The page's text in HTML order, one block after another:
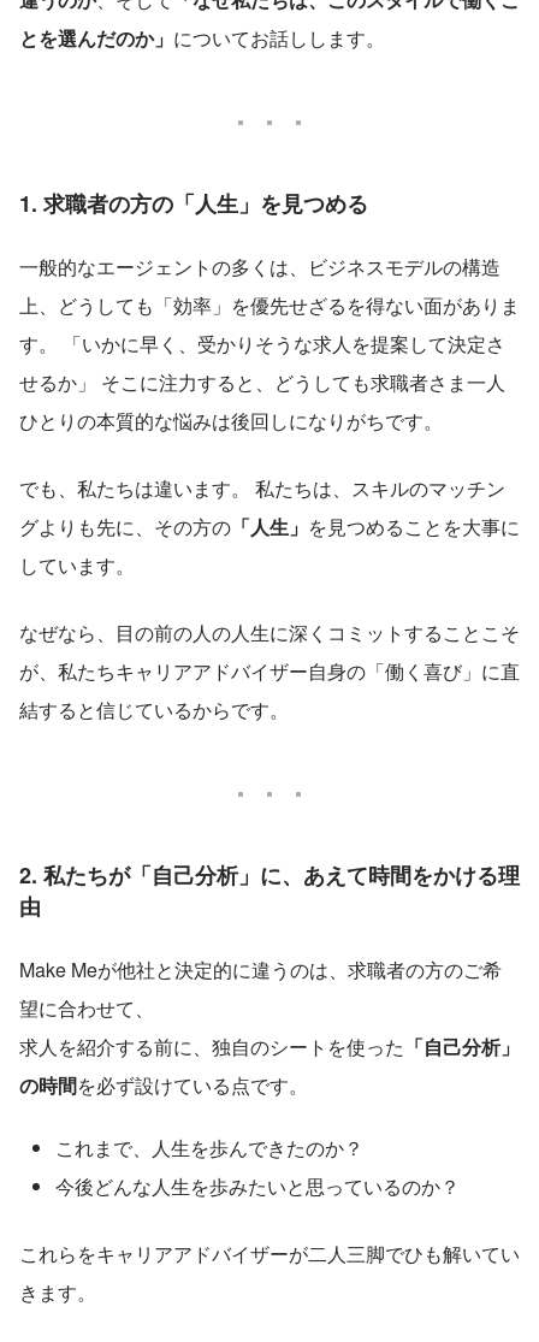
とを選んだのか」 についてお話しします。
1. 求職者の方の「人生」を見つめる
一般的なエージェントの多くは、ビジネスモデルの構造
上、どうしても「効率」を優先せざるを得ない面がありま
す。 「いかに早く、受かりそうな求人を提案して決定さ
せるか」 そこに注力すると、どうしても求職者さま一人
ひとりの本質的な悩みは後回しになりがちです。
でも、私たちは違います。 私たちは、スキルのマッチン
グよりも先に、その方の 「人生」 を見つめることを大事に
しています。
なぜなら、目の前の人の人生に深くコミットすることこそ
が、私たちキャリアアドバイザー自身の「働く喜び」に直
結すると信じているからです。
2. 私たちが「自己分析」に、あえて時間をかける理
由
Make Meが他社と決定的に違うのは、求職者の方のご希
望に合わせて、
求人を紹介する前に、独自のシートを使った 「自己分析」
の時間を必ず設けている点です。
これまで、人生を歩んできたのか？
今後どんな人生を歩みたいと思っているのか？
これらをキャリアアドバイザーが二人三脚でひも解いてい
きます。